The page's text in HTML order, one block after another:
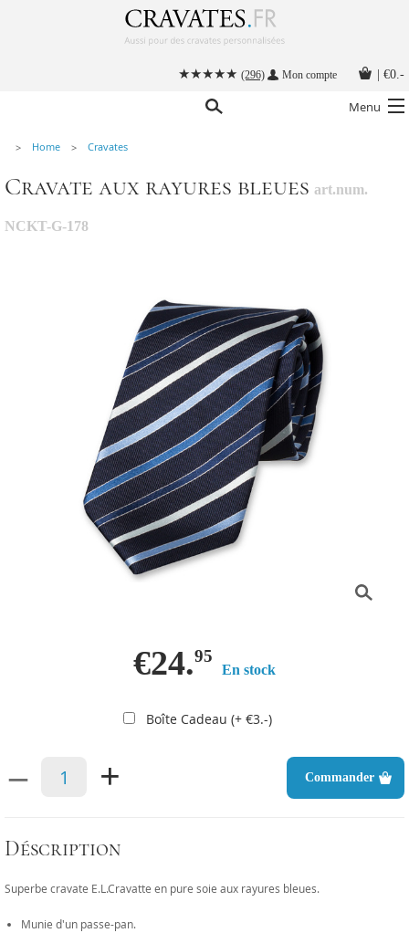
(296) Mon compte €0.-
Menu
Nos accessoires hommes
Cravate personnalisée
Home Cravates
Cravate aux rayures bleues art.num.
NCKT-G-178
€24.95
En stock
Boîte Cadeau (+ €3.-)
– + Commander
Déscription
Superbe cravate E.L.Cravatte en pure soie aux rayures bleues.
Munie d'un passe-pan.